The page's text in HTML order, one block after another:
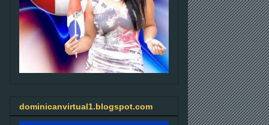
dominicanvirtual1.blogspot.com